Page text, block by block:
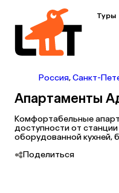
Туры
Россия,Санкт-
Апартаменты
Комфортабельные
доступности от
оборудованной кухней,
Поделиться